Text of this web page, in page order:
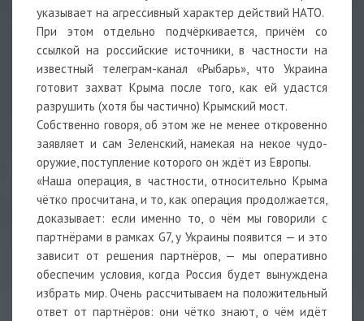
указывает на агрессивный характер действий НАТО.
При этом отдельно подчёркивается, причём со
ссылкой на российские источники, в частности на
известный телеграм-канал «Рыбарь», что Украина
готовит захват Крыма после того, как ей удастся
разрушить (хотя бы частично) Крымский мост.
Собственно говоря, об этом же не менее откровенно
заявляет и сам Зеленский, намекая на некое чудо-
оружие, поступление которого он ждёт из Европы.
«Наша операция, в частности, относительно Крыма
чётко просчитана, и то, как операция продолжается,
доказывает: если именно то, о чём мы говорили с
партнёрами в рамках G7, у Украины появится — и это
зависит от решения партнёров, — мы оперативно
обеспечим условия, когда Россия будет вынуждена
избрать мир. Очень рассчитываем на положительный
ответ от партнёров: они чётко знают, о чём идёт